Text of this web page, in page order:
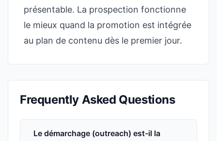
présentable. La prospection fonctionne
le mieux quand la promotion est intégrée
au plan de contenu dès le premier jour.
Frequently Asked Questions
Le démarchage (outreach) est-il la